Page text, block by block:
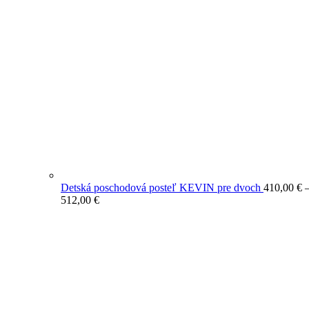
Detská poschodová posteľ KEVIN pre dvoch 410,00 €
512,00 €Price